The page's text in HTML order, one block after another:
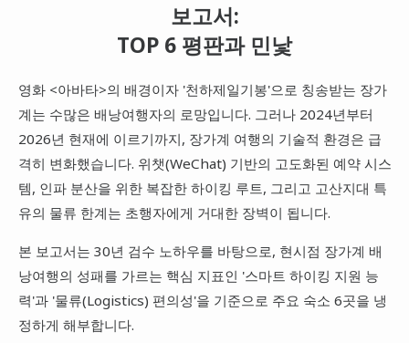
베트남
태국
대만
프랑스
이탈리아
스위스
스페인
보고서:
TOP 6 평판과 민낯
영화 <아바타>의 배경이자 '천하제일기봉'으로 칭송받는 장가
계는 수많은 배낭여행자의 로망입니다. 그러나 2024년부터
2026년 현재에 이르기까지, 장가계 여행의 기술적 환경은 급
격히 변화했습니다. 위챗(WeChat) 기반의 고도화된 예약 시스
템, 인파 분산을 위한 복잡한 하이킹 루트, 그리고 고산지대 특
유의 물류 한계는 초행자에게 거대한 장벽이 됩니다.
본 보고서는 30년 검수 노하우를 바탕으로, 현시점 장가계 배
낭여행의 성패를 가르는 핵심 지표인 '스마트 하이킹 지원 능
력'과 '물류(Logistics) 편의성'을 기준으로 주요 숙소 6곳을 냉
정하게 해부합니다.